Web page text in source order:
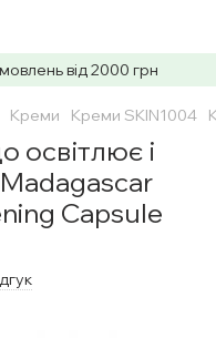
від 2000 грн
Креми Креми SKIN1004
освітлює і
Capsule